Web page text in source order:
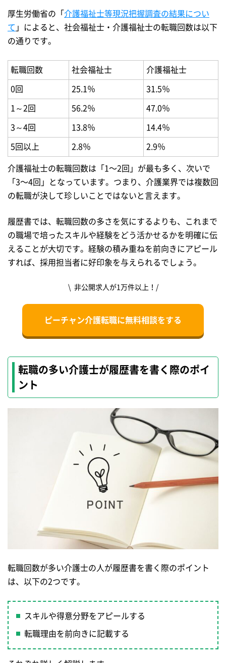
厚生労働省の「 介護福祉士等現況把握調査の結果につい
て 」によると、社会福祉士・介護福祉士の転職回数は以下
の通りです。
転職回数 社会福祉士 介護福祉士
0回 25.1％ 31.5％
1～2回 56.2％ 47.0％
3～4回 13.8％ 14.4％
5回以上 2.8％ 2.9％
介護福祉士の転職回数は「1〜2回」が最も多く、次いで
「3〜4回」となっています。つまり、介護業界では複数回
の転職が決して珍しいことではないと言えます。
履歴書では、転職回数の多さを気にするよりも、これまで
の職場で培ったスキルや経験をどう活かせるかを明確に伝
えることが大切です。経験の積み重ねを前向きにアピール
すれば、採用担当者に好印象を与えられるでしょう。
\ 非公開求人が1万件以上！/
ピーチャン介護転職に無料相談をする
転職の多い介護士が履歴書を書く際のポイ
ント
転職回数が多い介護士の人が履歴書を書く際のポイント
は、以下の2つです。
スキルや得意分野をアピールする
転職理由を前向きに記載する